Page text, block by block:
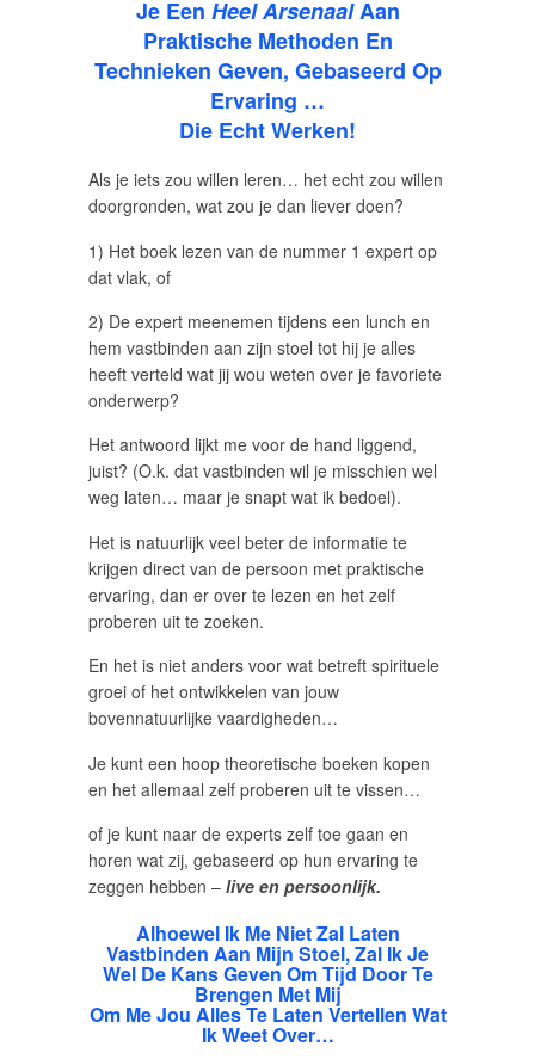
Je Een Heel ArsenaalAan
Praktische Methoden En
Technieken Geven, Gebaseerd Op
Ervaring …
Die Echt Werken!
Als je iets zou willen leren… het echt zou willen
doorgronden, wat zou je dan liever doen?
1) Het boek lezen van de nummer 1 expert op
dat vlak, of
2) De expert meenemen tijdens een lunch en
hem vastbinden aan zijn stoel tot hij je alles
heeft verteld wat jij wou weten over je favoriete
onderwerp?
Het antwoord lijkt me voor de hand liggend,
juist? (O.k. dat vastbinden wil je misschien wel
weg laten… maar je snapt wat ik bedoel).
Het is natuurlijk veel beter de informatie te
krijgen direct van de persoon met praktische
ervaring, dan er over te lezen en het zelf
proberen uit te zoeken.
En het is niet anders voor wat betreft spirituele
groei of het ontwikkelen van jouw
bovennatuurlijke vaardigheden…
Je kunt een hoop theoretische boeken kopen
en het allemaal zelf proberen uit te vissen…
of je kunt naar de experts zelf toe gaan en
horen wat zij, gebaseerd op hun ervaring te
zeggen hebben – live en persoonlijk.
Alhoewel Ik Me Niet Zal Laten
Vastbinden Aan Mijn Stoel, Zal Ik Je
Wel De Kans Geven Om Tijd Door Te
Brengen Met Mij
Om Me Jou Alles Te Laten Vertellen Wat
Ik Weet Over…